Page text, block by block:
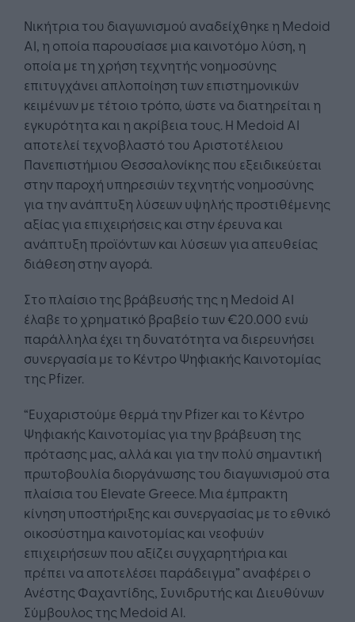
Νικήτρια του διαγωνισμού αναδείχθηκε η Medoid
AI, η οποία παρουσίασε μια καινοτόμο λύση, η
οποία με τη χρήση τεχνητής νοημοσύνης
επιτυγχάνει απλοποίηση των επιστημονικών
κειμένων με τέτοιο τρόπο, ώστε να διατηρείται η
εγκυρότητα και η ακρίβεια τους. Η Medoid AI
αποτελεί τεχνοβλαστό του Αριστοτέλειου
Πανεπιστήμιου Θεσσαλονίκης που εξειδικεύεται
στην παροχή υπηρεσιών τεχνητής νοημοσύνης
για την ανάπτυξη λύσεων υψηλής προστιθέμενης
αξίας για επιχειρήσεις και στην έρευνα και
ανάπτυξη προϊόντων και λύσεων για απευθείας
διάθεση στην αγορά.
Στο πλαίσιο της βράβευσής της η Medoid AI
έλαβε το χρηματικό βραβείο των €20.000 ενώ
παράλληλα έχει τη δυνατότητα να διερευνήσει
συνεργασία με το Κέντρο Ψηφιακής Καινοτομίας
της Pfizer.
“Ευχαριστούμε θερμά την Pfizer και το Kέντρο
Ψηφιακής Καινοτομίας για την βράβευση της
πρότασης μας, αλλά και για την πολύ σημαντική
πρωτοβουλία διοργάνωσης του διαγωνισμού στα
πλαίσια του Elevate Greece. Μια έμπρακτη
κίνηση υποστήριξης και συνεργασίας με το εθνικό
οικοσύστημα καινοτομίας και νεοφυών
επιχειρήσεων που αξίζει συγχαρητήρια και
πρέπει να αποτελέσει παράδειγμα” αναφέρει ο
Ανέστης Φαχαντίδης, Συνιδρυτής και Διευθύνων
Σύμβουλος της Medoid AI.